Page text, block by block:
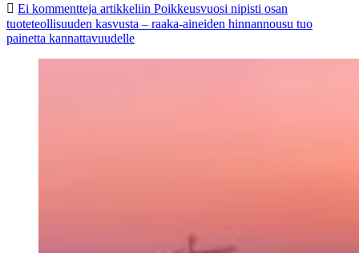
Ei kommentteja artikkeliin Poikkeusvuosi nipisti osan
tuoteteollisuuden kasvusta – raaka-aineiden hinnannousu tuo
painetta kannattavuudelle